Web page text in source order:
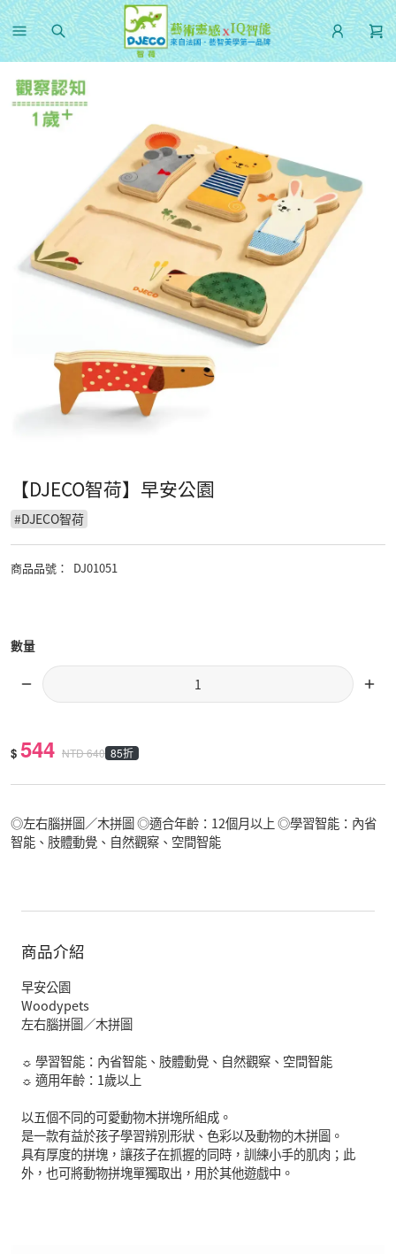
【DJECO智荷】早安公園
#DJECO智荷
商品品號 ： DJ01051
數量
$ 544 NTD640 85折
◎左右腦拼圖／木拼圖 ◎適合年齡：12個月以上 ◎學習智能：內省
智能、肢體動覺、自然觀察、空間智能
商品介紹
早安公園
Woodypets
左右腦拼圖／木拼圖
☼ 學習智能：內省智能、肢體動覺、自然觀察、空間智能
☼ 適用年齡：1歲以上
以五個不同的可愛動物木拼塊所組成。
是一款有益於孩子學習辨別形狀、色彩以及動物的木拼圖。
具有厚度的拼塊，讓孩子在抓握的同時，訓練小手的肌肉；此
外，也可將動物拼塊單獨取出，用於其他遊戲中。